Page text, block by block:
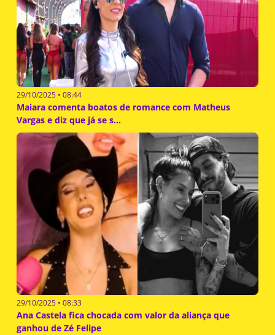
29/10/2025 • 08:44
Maiara comenta boatos de romance com Matheus
Vargas e diz que já se s...
29/10/2025 • 08:33
Ana Castela fica chocada com valor da aliança que
ganhou de Zé Felipe